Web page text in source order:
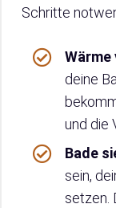
Schritte
Wärme
deine
und die
Bade
sein,
setzen.